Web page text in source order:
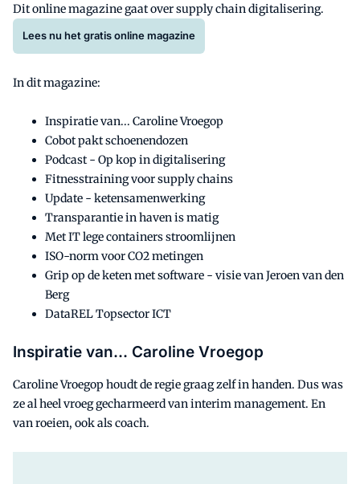
Dit online magazine gaat over supply chain digitalisering.
Lees nu het gratis online magazine
In dit magazine:
Inspiratie van... Caroline Vroegop
Cobot pakt schoenendozen
Podcast - Op kop in digitalisering
Fitnesstraining voor supply chains
Update - ketensamenwerking
Transparantie in haven is matig
Met IT lege containers stroomlijnen
ISO-norm voor CO2 metingen
Grip op de keten met software - visie van Jeroen van den
Berg
DataREL Topsector ICT
Inspiratie van... Caroline Vroegop
Caroline Vroegop houdt de regie graag zelf in handen. Dus was
ze al heel vroeg gecharmeerd van interim management. En
van roeien, ook als coach.